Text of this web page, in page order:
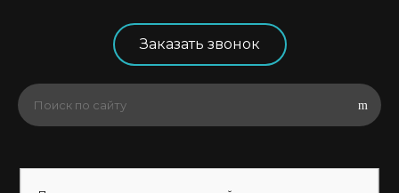
Заказать звонок